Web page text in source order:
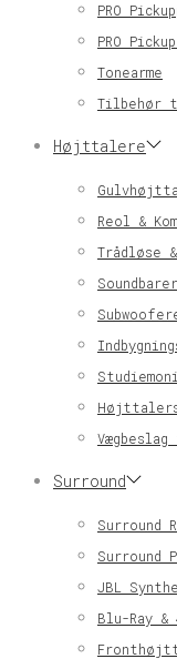
PRO
PRO
Tonearme
Tilbehør
Højttalere
Reol &
Trådløse
Soundbarer
Surround
Surround
Surround
JBL
Blu-Ray